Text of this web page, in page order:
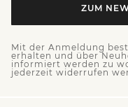
ZUM
Mit der Anmeldung
erhalten und über
informiert werden zu
jederzeit widerrufen